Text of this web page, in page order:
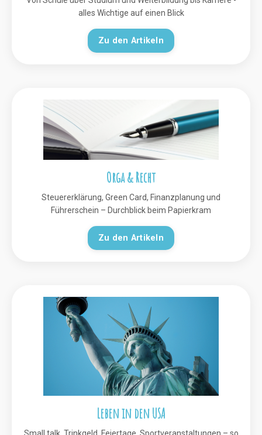
alles Wichtige auf einen Blick
Zu den Artikeln
Orga & Recht
Steuererklärung, Green Card, Finanzplanung und
Führerschein – Durchblick beim Papierkram
Zu den Artikeln
Leben in den USA